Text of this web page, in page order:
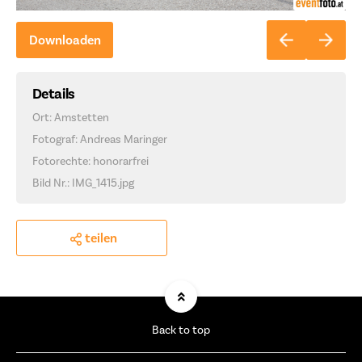
Downloaden
Details
Ort: Amstetten
Fotograf: Andreas Maringer
Fotorechte: honorarfrei
Bild Nr.: IMG_1415.jpg
teilen
Back to top